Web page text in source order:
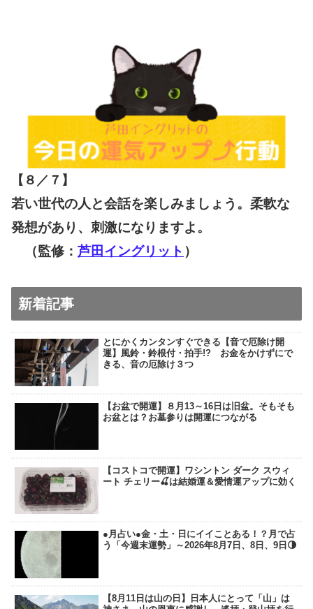
【８／７ 】
若い世代の人と会話を楽しみましょう。柔軟な
発想があり、刺激になりますよ。
（監修： 芦田イングリット ）
新着記事
とにかくカンタンすぐできる【音で厄除け開
運】風鈴・鈴根付・拍手!? お金をかけずにで
きる、音の厄除け３つ
【お盆で開運】８月13～16日は旧盆。そもそも
お盆とは？お墓参りは開運につながる
【コストコで開運】ワシントン ダーク スウィ
ート チェリー🍒は結婚運＆愛情運アップに効く
●月占い●金・土・日にイイことある！？月で占
う「今週末運勢」～2026年8月7日、8日、9日🌗
【8月11日は山の日】日本人にとって「山」は